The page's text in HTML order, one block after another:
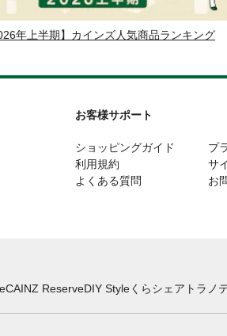
年上半期】カインズ人気商品ランキング
お客様サポート
ショッピングガイド
利用規約
よくある質問
プ
サ
お
CAINZ ReserveDIY Styleくらシェア トラノ